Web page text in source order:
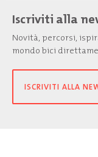
Iscriviti alla
Novità, percorsi,
mondo bici
ISCRIVITI ALLA